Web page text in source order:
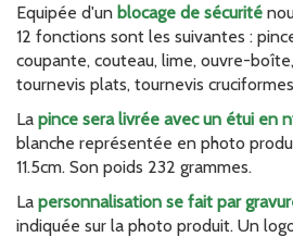
Equipée d'un blocage de sécurité
12 fonctions sont les suivantes :
coupante, couteau, lime, ouvre-
tournevis plats, tournevis
La pince sera livrée avec un étui en
blanche représentée en photo
11.5cm. Son poids 232 grammes.
La personnalisation se fait par
indiquée sur la photo produit. Un